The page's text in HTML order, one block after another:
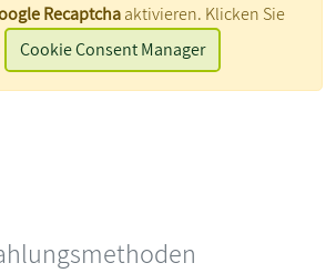
Recaptchaaktivieren. Klicken Sie
Cookie Consent Manager